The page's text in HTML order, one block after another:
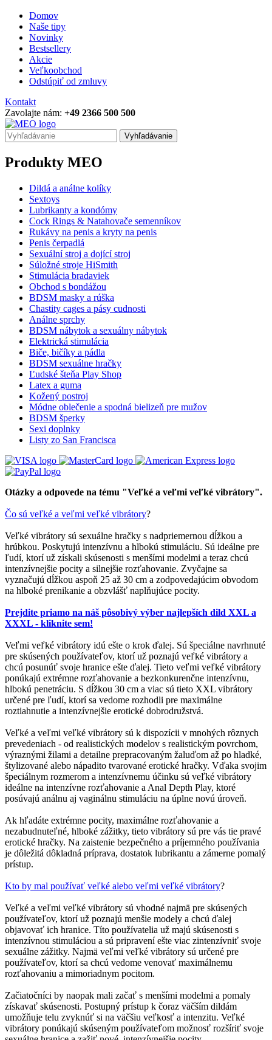
Domov
Naše tipy
Novinky
Bestsellery
Akcie
Veľkoobchod
Odstúpiť od zmluvy
Kontakt
Zavolajte nám: +49 2366 500 500
Vyhľadávanie
Produkty MEO
Dildá a análne kolíky
Sextoys
Lubrikanty a kondómy
Cock Rings & Natahovače semenníkov
Rukávy na penis a kryty na penis
Penis čerpadlá
Sexuální stroj a dojící stroj
Súložné stroje HiSmith
Stimulácia bradaviek
Obchod s bondážou
BDSM masky a rúška
Chastity cages a pásy cudnosti
Análne sprchy
BDSM nábytok a sexuálny nábytok
Elektrická stimulácia
Biče, bičíky a pádla
BDSM sexuálne hračky
Ľudské šteňa Play Shop
Latex a guma
Kožený postroj
Módne oblečenie a spodná bielizeň pre mužov
BDSM šperky
Sexi doplnky
Listy zo San Francisca
Otázky a odpovede na tému "Veľké a veľmi veľké vibrátory".
Čo sú veľké a veľmi veľké vibrátory?
Veľké vibrátory sú sexuálne hračky s nadpriemernou dĺžkou a
hrúbkou. Poskytujú intenzívnu a hlbokú stimuláciu. Sú ideálne pre
ľudí, ktorí už získali skúsenosti s menšími modelmi a teraz chcú
intenzívnejšie pocity a silnejšie rozťahovanie. Zvyčajne sa
vyznačujú dĺžkou aspoň 25 až 30 cm a zodpovedajúcim obvodom
na hlboké prenikanie a obzvlášť naplňujúce pocity.
Prejdite priamo na náš pôsobivý výber najlepších dild XXL a
XXXL - kliknite sem!
Veľmi veľké vibrátory idú ešte o krok ďalej. Sú špeciálne navrhnuté
pre skúsených používateľov, ktorí už poznajú veľké vibrátory a
chcú posunúť svoje hranice ešte ďalej. Tieto veľmi veľké vibrátory
ponúkajú extrémne rozťahovanie a bezkonkurenčne intenzívnu,
hlbokú penetráciu. S dĺžkou 30 cm a viac sú tieto XXL vibrátory
určené pre ľudí, ktorí sa vedome rozhodli pre maximálne
roztiahnutie a intenzívnejšie erotické dobrodružstvá.
Veľké a veľmi veľké vibrátory sú k dispozícii v mnohých rôznych
prevedeniach - od realistických modelov s realistickým povrchom,
výraznými žilami a detailne prepracovaným žaluďom až po hladké,
štylizované alebo nápadito tvarované erotické hračky. Vďaka svojim
špeciálnym rozmerom a intenzívnemu účinku sú veľké vibrátory
ideálne na intenzívne rozťahovanie a Anal Depth Play, ktoré
posúvajú análnu aj vaginálnu stimuláciu na úplne novú úroveň.
Ak hľadáte extrémne pocity, maximálne rozťahovanie a
nezabudnuteľné, hlboké zážitky, tieto vibrátory sú pre vás tie pravé
erotické hračky. Na zaistenie bezpečného a príjemného používania
je dôležitá dôkladná príprava, dostatok lubrikantu a zámerne pomalý
prístup.
Kto by mal používať veľké alebo veľmi veľké vibrátory?
Veľké a veľmi veľké vibrátory sú vhodné najmä pre skúsených
používateľov, ktorí už poznajú menšie modely a chcú ďalej
objavovať ich hranice. Títo používatelia už majú skúsenosti s
intenzívnou stimuláciou a sú pripravení ešte viac zintenzívniť svoje
sexuálne zážitky. Najmä veľmi veľké vibrátory sú určené pre
používateľov, ktorí sa chcú vedome venovať maximálnemu
rozťahovaniu a mimoriadnym pocitom.
Začiatočníci by naopak mali začať s menšími modelmi a pomaly
získavať skúsenosti. Postupný prístup k čoraz väčším dildám
umožňuje telu zvyknúť si na väčšiu veľkosť a intenzitu. Veľké
vibrátory ponúkajú skúseným používateľom možnosť rozšíriť svoje